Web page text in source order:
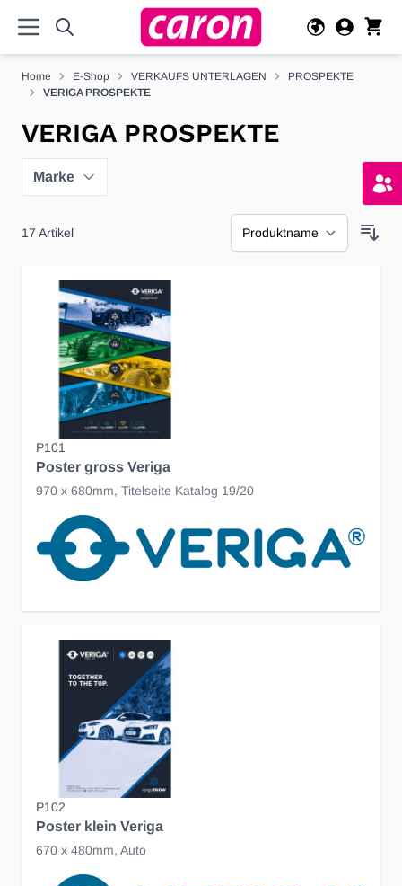
Home E-Shop VERKAUFS UNTERLAGEN
PROSPEKTE
VERIGA PROSPEKTE
VERIGA PROSPEKTE
Marke
17 Artikel
P101
Poster gross Veriga
970 x 680mm, Titelseite Katalog 19/20
P102
Poster klein Veriga
670 x 480mm, Auto